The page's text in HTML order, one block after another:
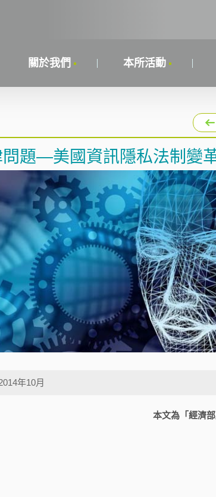
關於我們 本所活動
題—美國資訊隱私法制變
年10月
本文為「經濟